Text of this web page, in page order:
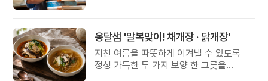
옹달샘 '말복맞이! 채개장 · 닭개장'
지친 여름을 따뜻하게 이겨낼 수 있도록
정성 가득한 두 가지 보양 한 그릇을